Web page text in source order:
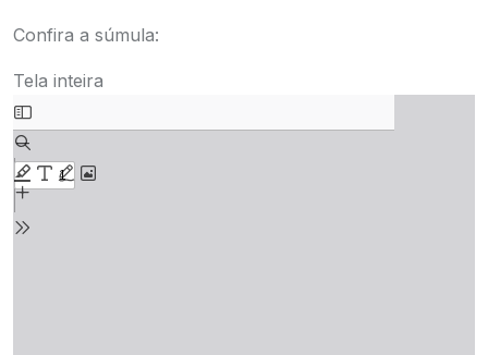
Confira a súmula:
Tela inteira
Skip
to
PDF
content